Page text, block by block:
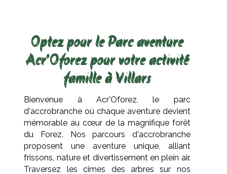
Optez pour le Parc aventure
Acr'Oforez pour votre activité
famille à Villars
Bienvenue à Acr'Oforez, le parc
d'accrobranche où chaque aventure devient
mémorable au cœur de la magnifique forêt
du Forez. Nos parcours d'accrobranche
proposent une aventure unique, alliant
frissons, nature et divertissement en plein air.
Traversez les cimes des arbres sur nos